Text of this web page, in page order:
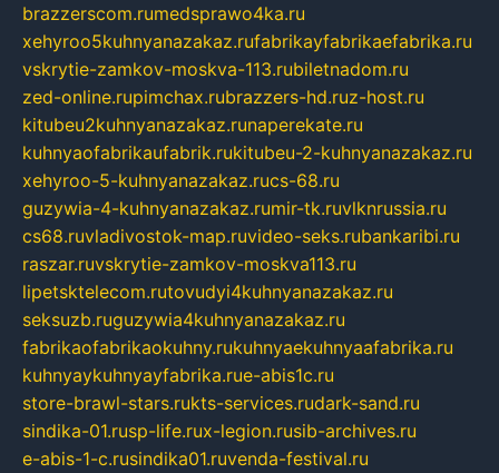
brazzerscom.rumedsprawo4ka.ru
xehyroo5kuhnyanazakaz.rufabrikayfabrikaefabrika.ru
vskrytie-zamkov-moskva-113.rubiletnadom.ru
zed-online.rupimchax.rubrazzers-hd.ruz-host.ru
kitubeu2kuhnyanazakaz.runaperekate.ru
kuhnyaofabrikaufabrik.rukitubeu-2-kuhnyanazakaz.ru
xehyroo-5-kuhnyanazakaz.rucs-68.ru
guzywia-4-kuhnyanazakaz.rumir-tk.ruvlknrussia.ru
cs68.ruvladivostok-map.ruvideo-seks.rubankaribi.ru
raszar.ruvskrytie-zamkov-moskva113.ru
lipetsktelecom.rutovudyi4kuhnyanazakaz.ru
seksuzb.ruguzywia4kuhnyanazakaz.ru
fabrikaofabrikaokuhny.rukuhnyaekuhnyaafabrika.ru
kuhnyaykuhnyayfabrika.rue-abis1c.ru
store-brawl-stars.rukts-services.rudark-sand.ru
sindika-01.rusp-life.rux-legion.rusib-archives.ru
e-abis-1-c.rusindika01.ruvenda-festival.ru